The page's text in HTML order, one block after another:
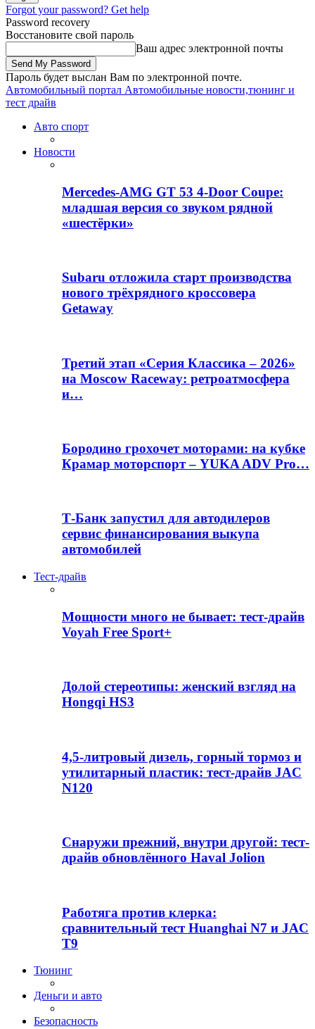
Forgot your password? Get help
Password recovery
Восстановите свой пароль
Ваш адрес электронной почты
Пароль будет выслан Вам по электронной почте.
Автомобильный портал Автомобильные новости,тюнинг и
тест драйв
Авто спорт
Новости
Mercedes-AMG GT 53 4-Door Coupe:
младшая версия со звуком рядной
«шестёрки»
Subaru отложила старт производства
нового трёхрядного кроссовера
Getaway
Третий этап «Серия Классика – 2026»
на Moscow Raceway: ретроатмосфера
и…
Бородино грохочет моторами: на кубке
Крамар моторспорт – YUKA ADV Pro…
Т-Банк запустил для автодилеров
сервис финансирования выкупа
автомобилей
Тест-драйв
Мощности много не бывает: тест-драйв
Voyah Free Sport+
Долой стереотипы: женский взгляд на
Hongqi HS3
4,5-литровый дизель, горный тормоз и
утилитарный пластик: тест-драйв JAC
N120
Снаружи прежний, внутри другой: тест-
драйв обновлённого Haval Jolion
Работяга против клерка:
сравнительный тест Huanghai N7 и JAC
T9
Тюнинг
Деньги и авто
Безопасность